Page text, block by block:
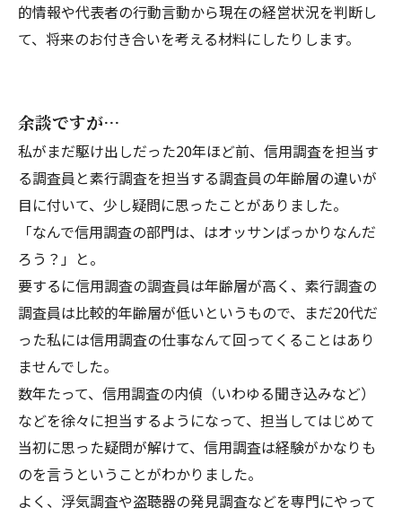
的情報や代表者の行動言動から現在の経営状況を判断し
て、将来のお付き合いを考える材料にしたりします。
余談ですが…
私がまだ駆け出しだった20年ほど前、信用調査を担当す
る調査員と素行調査を担当する調査員の年齢層の違いが
目に付いて、少し疑問に思ったことがありました。
「なんで信用調査の部門は、はオッサンばっかりなんだ
ろう？」と。
要するに信用調査の調査員は年齢層が高く、素行調査の
調査員は比較的年齢層が低いというもので、まだ20代だ
った私には信用調査の仕事なんて回ってくることはあり
ませんでした。
数年たって、信用調査の内偵（いわゆる聞き込みなど）
などを徐々に担当するようになって、担当してはじめて
当初に思った疑問が解けて、信用調査は経験がかなりも
のを言うということがわかりました。
よく、浮気調査や盗聴器の発見調査などを専門にやって